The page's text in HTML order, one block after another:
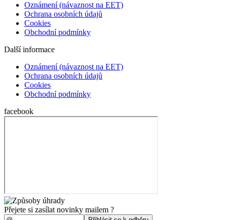
Oznámení (návaznost na EET)
Ochrana osobních údajů
Cookies
Obchodní podmínky
Další informace
Oznámení (návaznost na EET)
Ochrana osobních údajů
Cookies
Obchodní podmínky
facebook
Přejete si zasílat novinky mailem ?